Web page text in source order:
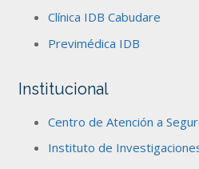
Clínica IDB Cabudare
Previmédica IDB
Institucional
Centro de Atención a
Instituto de